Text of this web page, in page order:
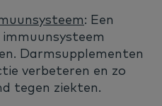
: Een
Darmsupplementen
verbeteren en zo
tegen ziekten.